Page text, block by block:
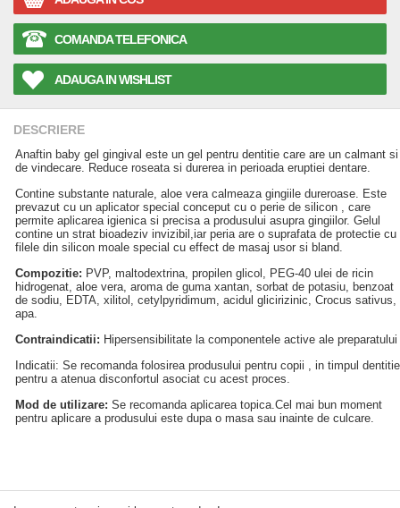
COMANDA TELEFONICA
ADAUGA IN WISHLIST
DESCRIERE
Anaftin baby gel gingival este un gel pentru dentitie care are un calmant si
de vindecare. Reduce roseata si durerea in perioada eruptiei dentare.
Contine substante naturale, aloe vera calmeaza gingiile dureroase. Este
prevazut cu un aplicator special conceput cu o perie de silicon , care
permite aplicarea igienica si precisa a produsului asupra gingiilor. Gelul
contine un strat bioadeziv invizibil,iar peria are o suprafata de protectie cu
filele din silicon moale special cu effect de masaj usor si bland.
Compozitie: PVP, maltodextrina, propilen glicol, PEG-40 ulei de ricin
hidrogenat, aloe vera, aroma de guma xantan, sorbat de potasiu, benzoat
de sodiu, EDTA, xilitol, cetylpyridimum, acidul glicirizinic, Crocus sativus,
apa.
Contraindicatii: Hipersensibilitate la componentele active ale preparatului
Indicatii: Se recomanda folosirea produsului pentru copii , in timpul dentitie
pentru a atenua disconfortul asociat cu acest proces.
Mod de utilizare: Se recomanda aplicarea topica.Cel mai bun moment
pentru aplicare a produsului este dupa o masa sau inainte de culcare.